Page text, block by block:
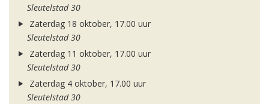
Sleutelstad 30
Zaterdag 18 oktober, 17.00 uur
Sleutelstad 30
Zaterdag 11 oktober, 17.00 uur
Sleutelstad 30
Zaterdag 4 oktober, 17.00 uur
Sleutelstad 30